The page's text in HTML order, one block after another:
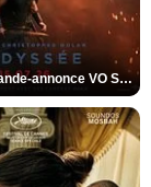
L'Odyssée Bande-annonce VO STFR